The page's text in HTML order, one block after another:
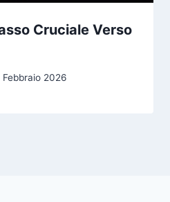
Cruciale Verso
Febbraio 2026